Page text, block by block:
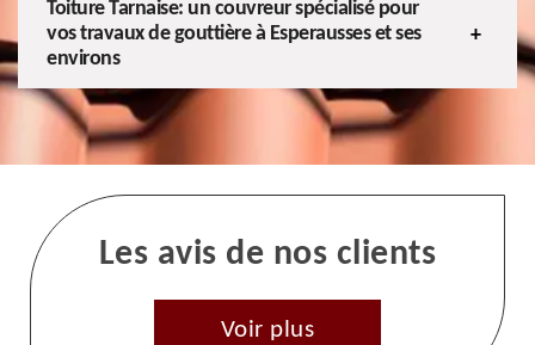
Toiture Tarnaise: un couvreur spécialisé pour
vos travaux de gouttière à Esperausses et ses
environs
Les avis de nos clients
Voir plus